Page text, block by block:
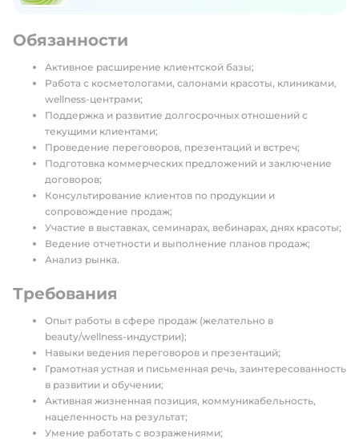
Обязанности
Активное расширение клиентской базы;
Работа с косметологами, салонами красоты, клиниками,
wellness-центрами;
Поддержка и развитие долгосрочных отношений с
текущими клиентами;
Проведение переговоров, презентаций и встреч;
Подготовка коммерческих предложений и заключение
договоров;
Консультирование клиентов по продукции и
сопровождение продаж;
Участие в выставках, семинарах, вебинарах, днях красоты;
Ведение отчетности и выполнение планов продаж;
Анализ рынка.
Требования
Опыт работы в сфере продаж (желательно в
beauty/wellness-индустрии);
Навыки ведения переговоров и презентаций;
Грамотная устная и письменная речь, заинтересованность
в развитии и обучении;
Активная жизненная позиция, коммуникабельность,
нацеленность на результат;
Умение работать с возражениями;